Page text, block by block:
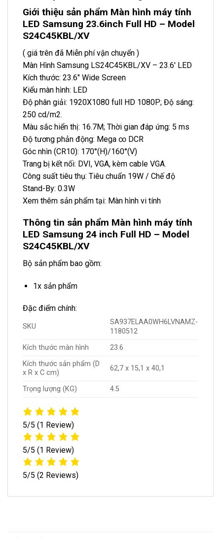
Giới thiệu sản phẩm Màn hình máy tính
LED Samsung 23.6inch Full HD – Model
S24C45KBL/XV
( giá trên đã Miễn phí vận chuyển )
Màn Hình Samsung LS24C45KBL/XV – 23.6′ LED
Kích thước: 23.6″ Wide Screen
Kiểu màn hình: LED
Độ phân giải: 1920X1080 full HD 1080P; Độ sáng:
250 cd/m2.
Màu sắc hiển thị: 16.7M; Thời gian đáp ứng: 5 ms
Độ tương phản động: Mega ∞ DCR
Góc nhìn (CR10): 170°(H)/160°(V)
Trang bị kết nối: DVI, VGA, kèm cable VGA.
Công suất tiêu thụ: Tiêu chuẩn 19W / Chế độ
Stand-By: 0.3W
Xem thêm sản phẩm tại: Màn hình vi tính
Thông tin sản phẩm Màn hình máy tính
LED Samsung 24 inch Full HD – Model
S24C45KBL/XV
Bộ sản phẩm bao gồm:
1x sản phẩm
Đặc điểm chính:
SKU
SA937ELAA0WH6LVNAMZ-
1180512
Kích thước màn hình
23.6
Kích thước sản phẩm (D
x R x C cm)
62,7 x 15,1 x 40,1
Trọng lượng (KG) 4.5
5/5 (1 Review)
5/5 (1 Review)
5/5 (2 Reviews)